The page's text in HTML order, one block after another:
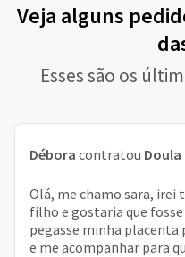
Veja alguns
Esses são os
Débora contratou Doula
Olá, me chamo sara, irei
filho e gostaria que
pegasse minha placenta
e me acompanhar para